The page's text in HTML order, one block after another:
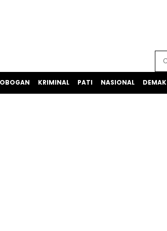
KRIMINAL PATI NASIONAL DEMAK